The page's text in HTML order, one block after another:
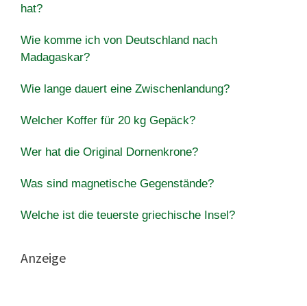
hat?
Wie komme ich von Deutschland nach
Madagaskar?
Wie lange dauert eine Zwischenlandung?
Welcher Koffer für 20 kg Gepäck?
Wer hat die Original Dornenkrone?
Was sind magnetische Gegenstände?
Welche ist die teuerste griechische Insel?
Anzeige